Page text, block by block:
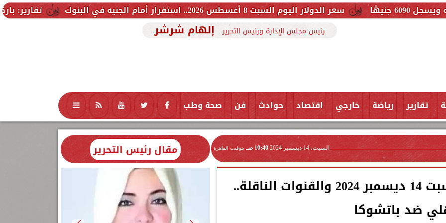
تقارير: باركولا يدخل سعر الدولار اليوم السبت 8 أغسطس 2026.. استقرار أمام الجنيه في البنوك
رئيس مجلس الإدارة ورئيس التحرير إلهام شرشر
تقارير رياضة خارجي اقتصاد حوادث فن صحة وطب تكنولوجيا منوعات محافظات
السبت، 14 ديسمبر 2024 10:40 صـ بتوقيت القاهرة
مواعيد مباريات اليوم السبت 14 ديسمبر 2024 والقنوات الناقلة..
ضد باتشوكا
مقال رئيس التحرير